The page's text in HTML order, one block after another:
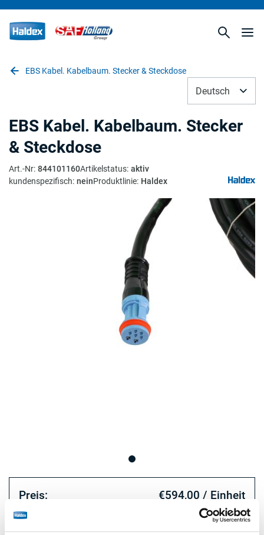
EBS Kabel. Kabelbaum. Stecker & Steckdose
Deutsch
EBS Kabel. Kabelbaum. Stecker
& Steckdose
Art.-Nr: 844101160Artikelstatus: aktiv
kundenspezifisch: neinProduktlinie: Haldex
Preis: €594,00 / Einheit
Loggen Sie sich ein, um den Bestand zu sehen und zu
bestellen.